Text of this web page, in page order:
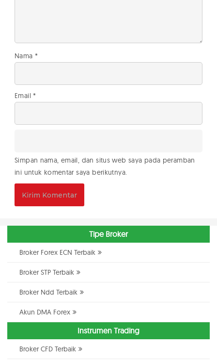
Nama *
Email *
Simpan nama, email, dan situs web saya pada peramban
ini untuk komentar saya berikutnya.
Tipe Broker
Broker Forex ECN Terbaik
Broker STP Terbaik
Broker Ndd Terbaik
Akun DMA Forex
Instrumen Trading
Broker CFD Terbaik